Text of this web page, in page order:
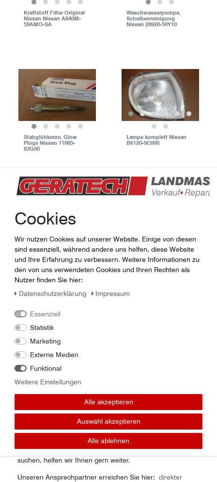
Kraftstoff Filter Original
Nissan Nissan A640M-
59AMO-SA
Waschwasserpumpe,
Scheibenreinigung
Nissan 28920-50Y10
Stabglühkerze, Glow
Plugs Nissan 11065-
63G00
Lampe komplett Nissan
B6120-9C000
Ölfilter H2XKA2, Nissan
Haben Sie Fragen rund um
das Thema Zubehör und
Teile?
Hier finden sie neuwertige und gebrauchte Agrar-
Ersatzteile bekannter Hersteller. Alle Artikel sind in hoher
schnell, aber Sie können uns auch in unserer
Geschäftsstelle in Gera besuchen kommen und Ihre Käufe
direkt hier abholen. Bei uns finden Sie Artikel von CASE,
Accord, Niemeyer, Vogel & Noot sowie vielen weiteren
Anbietern. Wenn Sie also Ersatzteile für Ihren Pflug,
Traktor, Ihr Güllefass oder allen Arten von Landmaschinen
suchen, helfen wir Ihnen gern weiter.
Unseren Ansprechpartner erreichen Sie hier: direkter
Cookies
Wir nutzen Cookies auf unserer Website. Einige von diesen
sind essenziell, während andere uns helfen, diese Website
und Ihre Erfahrung zu verbessern. Weitere Informationen zu
den von uns verwendeten Cookies und Ihren Rechten als
Nutzer finden Sie hier:
Daten­schutz­erklärung
Impressum
Essenziell
Statistik
Marketing
Externe Medien
Funktional
Weitere Einstellungen
Alle akzeptieren
Auswahl akzeptieren
Alle ablehnen